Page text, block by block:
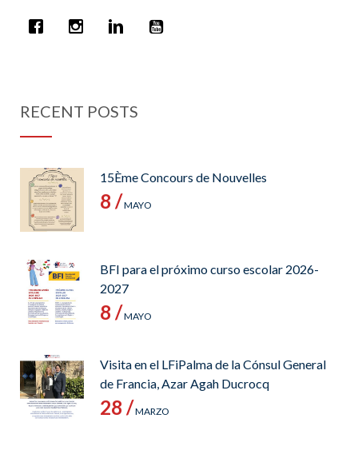
RECENT POSTS
15Ème Concours de Nouvelles
8 /MAYO
BFI para el próximo curso escolar 2026-
2027
8 /MAYO
Visita en el LFiPalma de la Cónsul General
de Francia, Azar Agah Ducrocq
28 /MARZO